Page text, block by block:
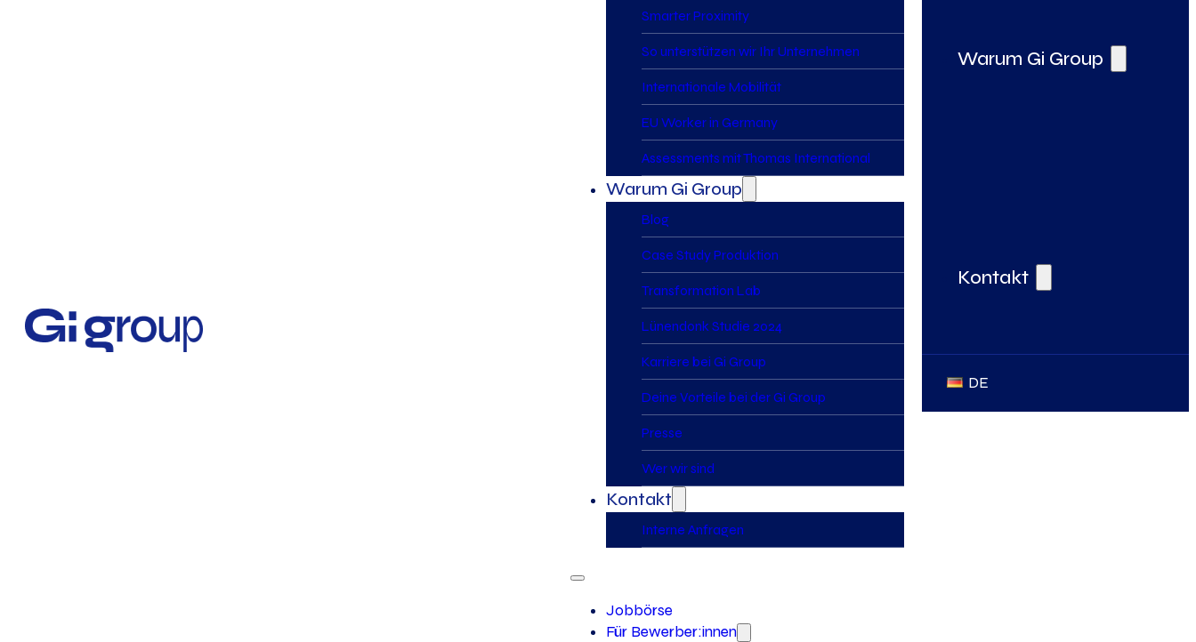
Smarter Proximity
So unterstützen wir Ihr Unternehmen
Internationale Mobilität
EU Worker in Germany
Assessments mit Thomas International
Warum Gi Group
Blog
Case Study Produktion
Transformation Lab
Lünendonk Studie 2024
Karriere bei Gi Group
Deine Vorteile bei der Gi Group
Presse
Wer wir sind
Kontakt
Interne Anfragen
Jobbörse
Für Bewerber:innen
Warum Gi Group
Kontakt
DE